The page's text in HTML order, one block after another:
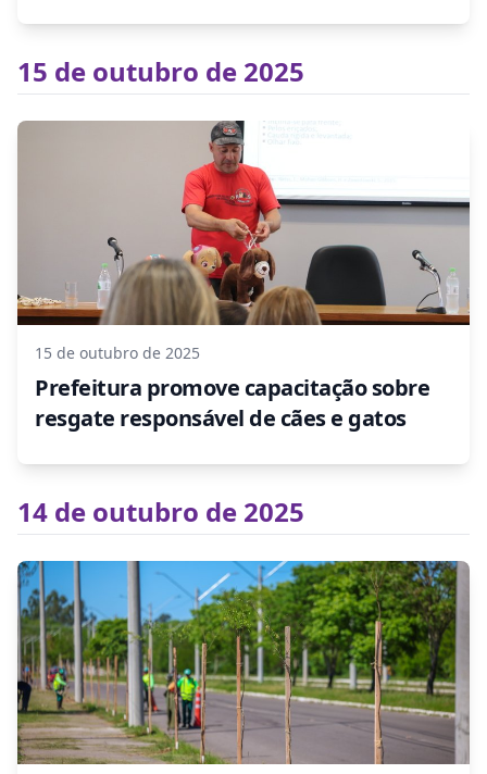
15 de outubro de 2025
15 de outubro de 2025
Prefeitura promove capacitação sobre
resgate responsável de cães e gatos
14 de outubro de 2025